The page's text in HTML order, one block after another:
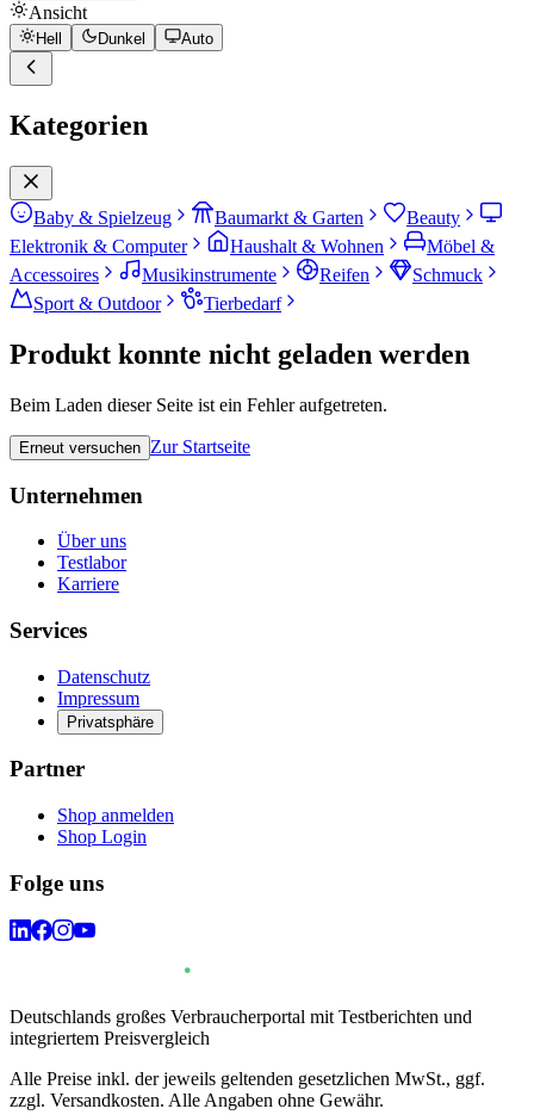
Ansicht
Hell Dunkel Auto
Kategorien
Baby & Spielzeug Baumarkt & Garten
Beauty
Elektronik & Computer
Haushalt & Wohnen
Möbel &
Accessoires
Musikinstrumente Reifen
Schmuck
Sport & Outdoor
Tierbedarf
Produkt konnte nicht geladen werden
Beim Laden dieser Seite ist ein Fehler aufgetreten.
Erneut versuchen Zur Startseite
Unternehmen
Über uns
Testlabor
Karriere
Services
Datenschutz
Impressum
Privatsphäre
Partner
Shop anmelden
Shop Login
Folge uns
Deutschlands großes Verbraucherportal mit Testberichten und
integriertem Preisvergleich
Alle Preise inkl. der jeweils geltenden gesetzlichen MwSt., ggf.
zzgl. Versandkosten. Alle Angaben ohne Gewähr.